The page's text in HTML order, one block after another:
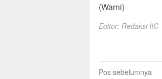
(Warni)
Editor: Redaksi IIC
Navigasi
Pos sebelumnya